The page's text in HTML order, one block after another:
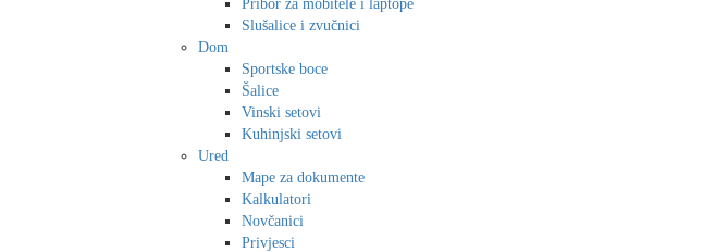
Pribor za mobitele i laptope
Slušalice i zvučnici
Dom
Sportske boce
Šalice
Vinski setovi
Kuhinjski setovi
Ured
Mape za dokumente
Kalkulatori
Novčanici
Privjesci